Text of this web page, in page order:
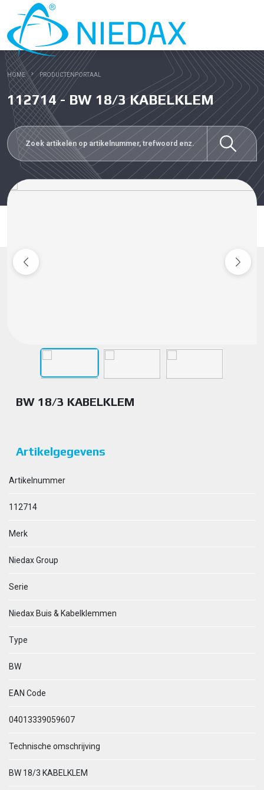
HOME PRODUCTENPORTAAL
112714 - BW 18/3 KABELKLEM
BW 18/3 KABELKLEM
Artikelgegevens
Artikelnummer
112714
Merk
Niedax Group
Serie
Niedax Buis & Kabelklemmen
Type
BW
EAN Code
04013339059607
Technische omschrijving
BW 18/3 KABELKLEM